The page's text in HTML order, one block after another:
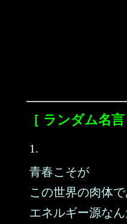
［ ランダム名言
1.
青春こそが
この世界の肉体で
エネルギー源なん